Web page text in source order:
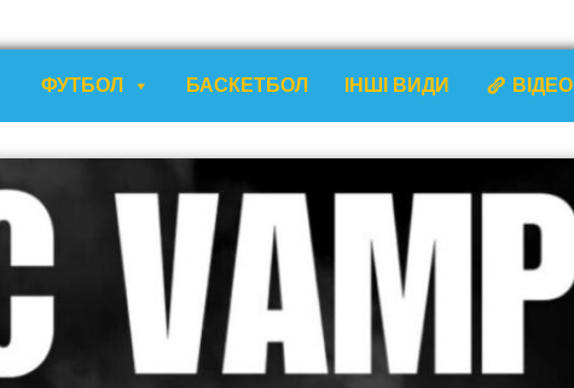
ФУТБОЛ БАСКЕТБОЛ ІНШІ ВИДИ ВІДЕО